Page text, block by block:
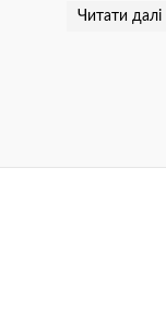
Читати далі